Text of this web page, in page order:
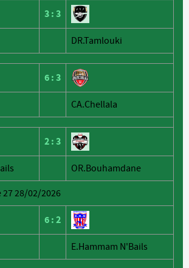
3 : 3
DR.Tamlouki
6 : 3
CA.Chellala
2 : 3
OR.Bouhamdane
27 28/02/2026
6 : 2
E.Hammam N'Bails